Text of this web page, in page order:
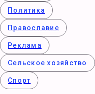
Политика
Православие
Реклама
Сельское хозяйство
Спорт